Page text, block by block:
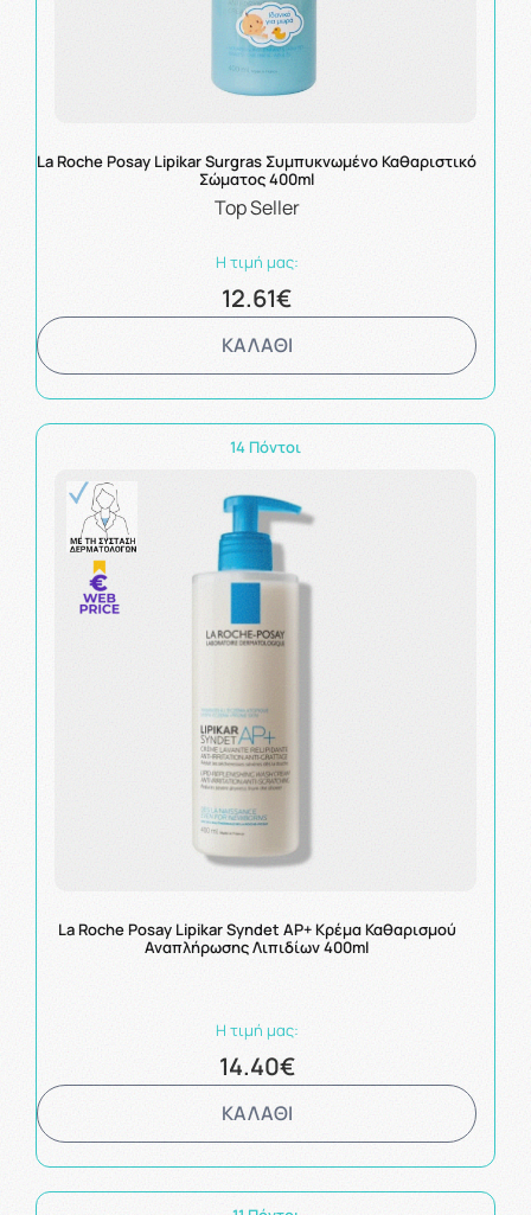
La Roche Posay Lipikar Surgras Συμπυκνωμένο Καθαριστικό
Σώματος 400ml
Top Seller
Η τιμή μας:
12.61€
ΚΑΛΑΘΙ
14 Πόντοι
La Roche Posay Lipikar Syndet AP+ Κρέμα Καθαρισμού
Αναπλήρωσης Λιπιδίων 400ml
Η τιμή μας:
14.40€
ΚΑΛΑΘΙ